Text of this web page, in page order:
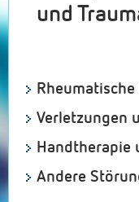
und
Verletzungen
Handtherapie
Andere